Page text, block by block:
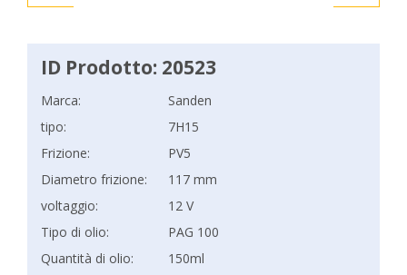
ID Prodotto: 20523
Marca:
Sanden
tipo:
7H15
Frizione:
PV5
Diametro frizione:
117 mm
voltaggio:
12 V
Tipo di olio:
PAG 100
Quantità di olio:
150ml